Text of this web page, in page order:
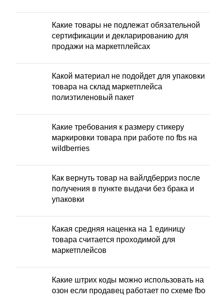
Какие товары не подлежат обязательной
сертификации и декларированию для
продажи на маркетплейсах
Какой материал не подойдет для упаковки
товара на склад маркетплейса
полиэтиленовый пакет
Какие требования к размеру стикеру
маркировки товара при работе по fbs на
wildberries
Как вернуть товар на вайлдберриз после
получения в пункте выдачи без брака и
упаковки
Какая средняя наценка на 1 единицу
товара считается проходимой для
маркетплейсов
Какие штрих коды можно использовать на
озон если продавец работает по схеме fbo